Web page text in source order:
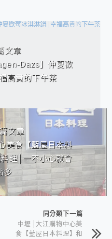
文章
Dazs】仲夏歡
高貴的下午茶
文章
美食【藍屋日本料
理│一不小心就會
多
同分類下一篇
中壢│大江購物中心美
食【藍屋日本料理】和